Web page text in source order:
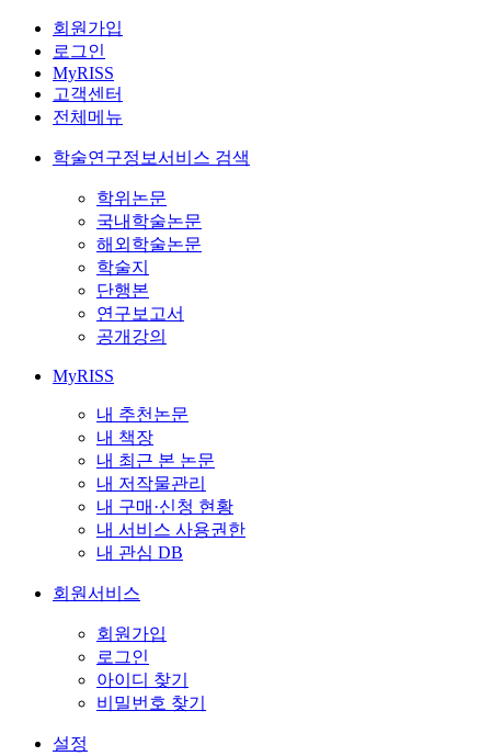
회원가입
로그인
MyRISS
고객센터
전체메뉴
학술연구정보서비스 검색
학위논문
국내학술논문
해외학술논문
학술지
단행본
연구보고서
공개강의
MyRISS
내 추천논문
내 책장
내 최근 본 논문
내 저작물관리
내 구매·신청 현황
내 서비스 사용권한
내 관심 DB
회원서비스
회원가입
로그인
아이디 찾기
비밀번호 찾기
설정